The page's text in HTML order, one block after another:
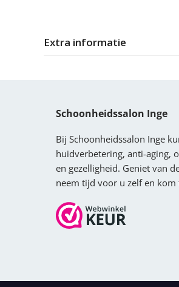
Extra informatie
Schoonheidssalon Inge
Bij Schoonheidssalon Inge
huidverbetering, anti-aging,
en gezelligheid. Geniet van
neem tijd voor u zelf en kom